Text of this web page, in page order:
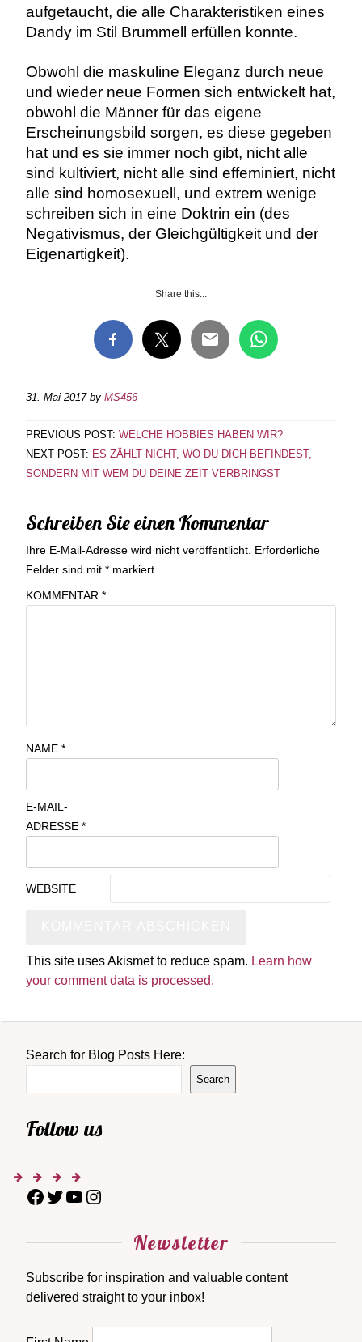
aufgetaucht, die alle Charakteristiken eines
Dandy im Stil Brummell erfüllen konnte.
Obwohl die maskuline Eleganz durch neue
und wieder neue Formen sich entwickelt hat,
obwohl die Männer für das eigene
Erscheinungsbild sorgen, es diese gegeben
hat und es sie immer noch gibt, nicht alle
sind kultiviert, nicht alle sind effeminiert, nicht
alle sind homosexuell, und extrem wenige
schreiben sich in eine Doktrin ein (des
Negativismus, der Gleichgültigkeit und der
Eigenartigkeit).
Share this...
31. Mai 2017by MS456
PREVIOUS POST: WELCHE HOBBIES HABEN WIR?
NEXT POST: ES ZÄHLT NICHT, WO DU DICH BEFINDEST,
SONDERN MIT WEM DU DEINE ZEIT VERBRINGST
Schreiben Sie einen Kommentar
Ihre E-Mail-Adresse wird nicht veröffentlicht. Erforderliche
Felder sind mit * markiert
KOMMENTAR *
NAME *
E-MAIL-
ADRESSE *
WEBSITE
This site uses Akismet to reduce spam. Learn how
your comment data is processed.
Search for Blog Posts Here:
Search
Follow us
Newsletter
Subscribe for inspiration and valuable content
delivered straight to your inbox!